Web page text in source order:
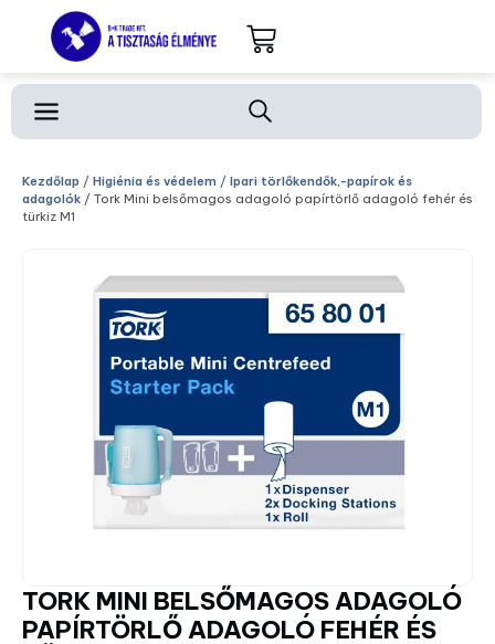
Kezdőlap / Higiénia és védelem / Ipari törlőkendők,-papírok és
adagolók / Tork Mini belsőmagos adagoló papírtörlő adagoló fehér és
türkiz M1
TORK MINI BELSŐMAGOS ADAGOLÓ
PAPÍRTÖRLŐ ADAGOLÓ FEHÉR ÉS